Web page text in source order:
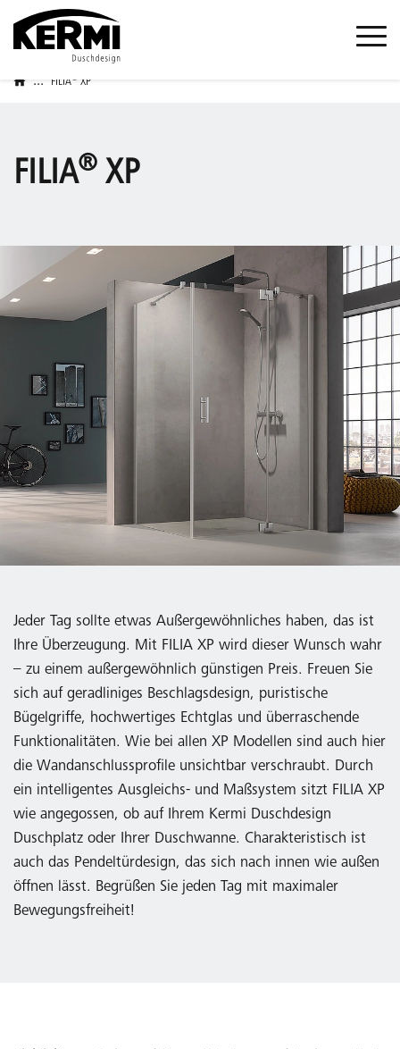
... FILIA® XP
FILIA® XP
Jeder Tag sollte etwas Außergewöhnliches haben, das ist
Ihre Überzeugung. Mit FILIA XP wird dieser Wunsch wahr
– zu einem außergewöhnlich günstigen Preis. Freuen Sie
sich auf geradliniges Beschlagsdesign, puristische
Bügelgriffe, hochwertiges Echtglas und überraschende
Funktionalitäten. Wie bei allen XP Modellen sind auch hier
die Wandanschlussprofile unsichtbar verschraubt. Durch
ein intelligentes Ausgleichs- und Maßsystem sitzt FILIA XP
wie angegossen, ob auf Ihrem Kermi Duschdesign
Duschplatz oder Ihrer Duschwanne. Charakteristisch ist
auch das Pendeltürdesign, das sich nach innen wie außen
öffnen lässt. Begrüßen Sie jeden Tag mit maximaler
Bewegungsfreiheit!